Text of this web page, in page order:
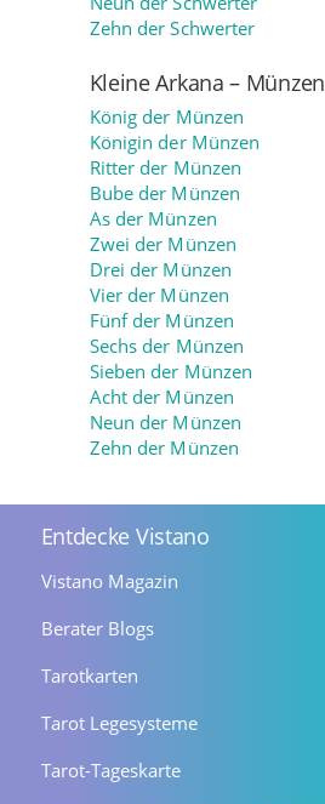
Zehn der Schwerter
Kleine Arkana – Münzen
König der Münzen
Königin der Münzen
Ritter der Münzen
Bube der Münzen
As der Münzen
Zwei der Münzen
Drei der Münzen
Vier der Münzen
Fünf der Münzen
Sechs der Münzen
Sieben der Münzen
Acht der Münzen
Neun der Münzen
Zehn der Münzen
Entdecke Vistano
Vistano Magazin
Berater Blogs
Tarotkarten
Tarot Legesysteme
Tarot-Tageskarte